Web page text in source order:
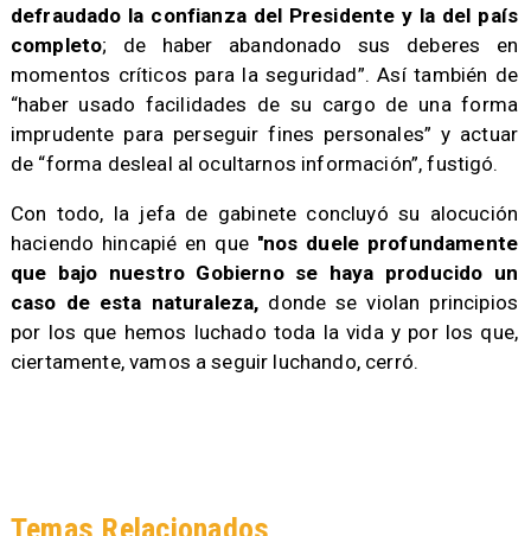
defraudado la confianza del Presidente y la del país
completo; de haber abandonado sus deberes en
momentos críticos para la seguridad”. Así también de
“haber usado facilidades de su cargo de una forma
imprudente para perseguir fines personales” y actuar
de “forma desleal al ocultarnos información”, fustigó.
Con todo, la jefa de gabinete concluyó su alocución
haciendo hincapié en que ''nos duele profundamente
que bajo nuestro Gobierno se haya producido un
caso de esta naturaleza, donde se violan principios
por los que hemos luchado toda la vida y por los que,
ciertamente, vamos a seguir luchando, cerró.